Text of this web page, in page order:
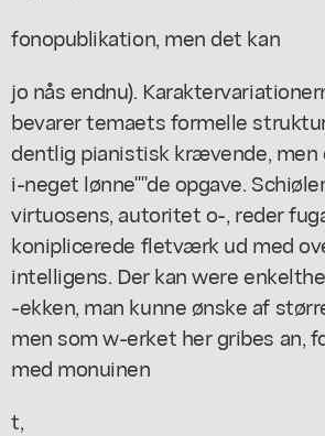
fonopublikation, men det kan
jo nås endnu).
bevarer temaets formelle
dentlig pianistisk krævende, men
i-neget lønne""de opgave.
virtuosens, autoritet o-, reder
koniplicerede fletværk ud med
intelligens. Der kan were
-ekken, man kunne ønske af
men som w-erket her gribes an,
med monuinen
t,